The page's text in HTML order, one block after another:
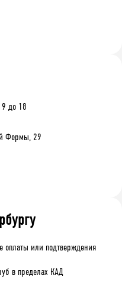
9 до 18
Фермы, 29
оплаты или подтверждения
в пределах КАД